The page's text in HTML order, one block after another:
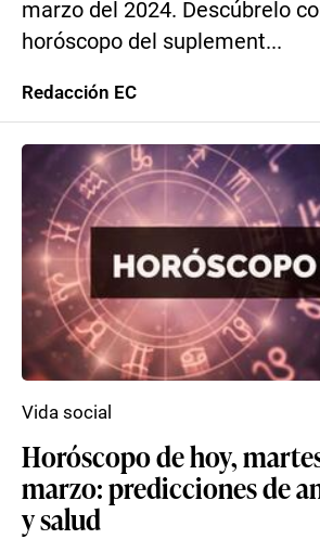
marzo del 2024. Descúbrelo
horóscopo del suplement...
Redacción EC
Horóscopo de hoy,
marzo: predicciones de
y salud
Vida social